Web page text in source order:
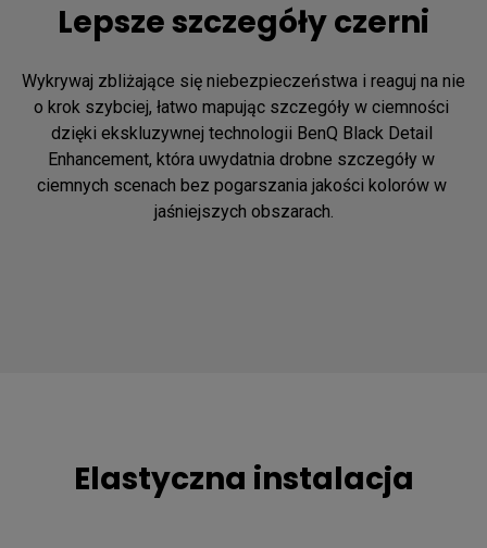
Lepsze szczegóły czerni
Wykrywaj zbliżające się niebezpieczeństwa i reaguj na nie
o krok szybciej, łatwo mapując szczegóły w ciemności
dzięki ekskluzywnej technologii BenQ Black Detail
Enhancement, która uwydatnia drobne szczegóły w
ciemnych scenach bez pogarszania jakości kolorów w
jaśniejszych obszarach.
Elastyczna instalacja